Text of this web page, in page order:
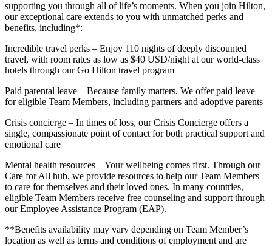
supporting you through all of life’s moments. When you join Hilton,
our exceptional care extends to you with unmatched perks and
benefits, including*:
Incredible travel perks – Enjoy 110 nights of deeply discounted
travel, with room rates as low as $40 USD/night at our world-class
hotels through our Go Hilton travel program
Paid parental leave – Because family matters. We offer paid leave
for eligible Team Members, including partners and adoptive parents
Crisis concierge – In times of loss, our Crisis Concierge offers a
single, compassionate point of contact for both practical support and
emotional care
Mental health resources – Your wellbeing comes first. Through our
Care for All hub, we provide resources to help our Team Members
to care for themselves and their loved ones. In many countries,
eligible Team Members receive free counseling and support through
our Employee Assistance Program (EAP).
**Benefits availability may vary depending on Team Member’s
location as well as terms and conditions of employment and are